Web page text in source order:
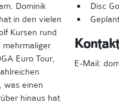
Dominik
in den vielen
Kursen rund
mehrmaliger
Euro Tour,
was einen
hinaus hat
Disc
E-Mail: